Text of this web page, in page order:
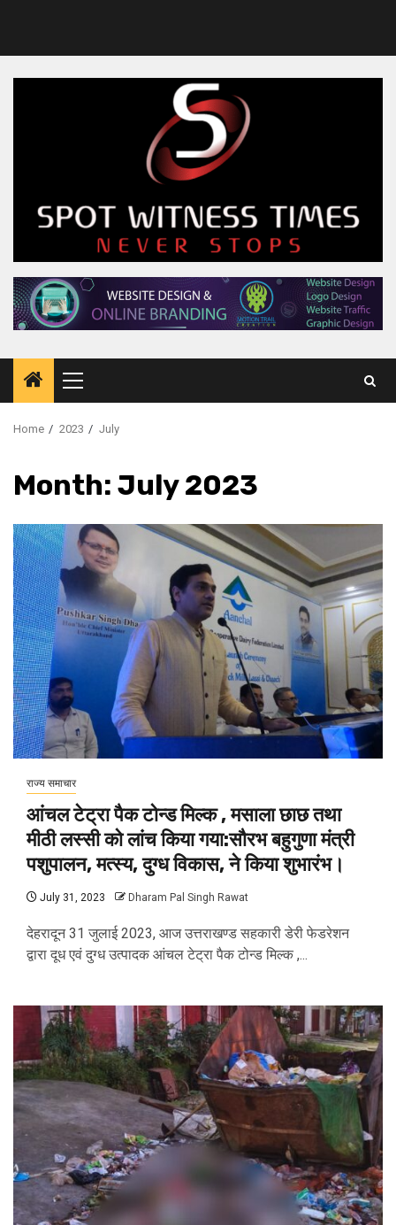
Primary
Menu
Home 2023 July
Month: July 2023
राज्य समाचार
आंचल टेट्रा पैक टोन्ड मिल्क , मसाला छाछ तथा
मीठी लस्सी को लांच किया गया:सौरभ बहुगुणा मंत्री
पशुपालन, मत्स्य, दुग्ध विकास, ने किया शुभारंभ।
July 31, 2023 Dharam Pal Singh Rawat
देहरादून 31 जुलाई 2023, आज उत्तराखण्ड सहकारी डेरी फेडरेशन
द्वारा दूध एवं दुग्ध उत्पादक आंचल टेट्रा पैक टोन्ड मिल्क ,...